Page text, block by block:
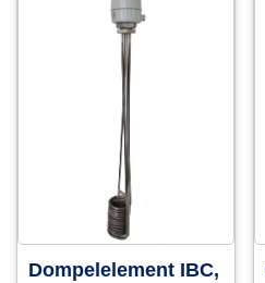
Dompelelement IBC,